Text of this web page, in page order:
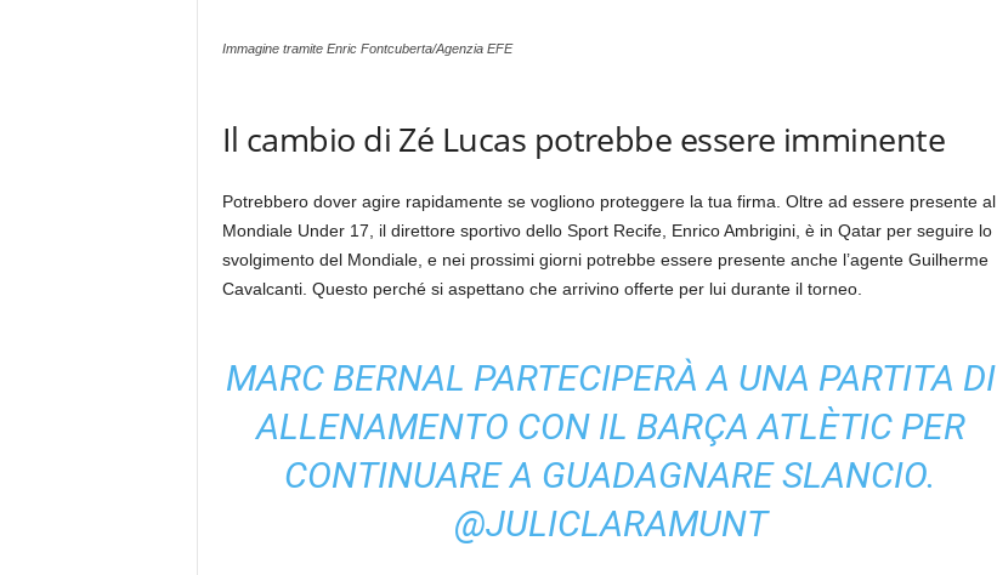
Immagine tramite Enric Fontcuberta/Agenzia EFE
Il cambio di Zé Lucas potrebbe essere imminente
Potrebbero dover agire rapidamente se vogliono proteggere la tua firma. Oltre ad essere presente al
Mondiale Under 17, il direttore sportivo dello Sport Recife, Enrico Ambrigini, è in Qatar per seguire lo
svolgimento del Mondiale, e nei prossimi giorni potrebbe essere presente anche l’agente Guilherme
Cavalcanti. Questo perché si aspettano che arrivino offerte per lui durante il torneo.
MARC BERNAL PARTECIPERÀ A UNA PARTITA DI
ALLENAMENTO CON IL BARÇA ATLÈTIC PER
CONTINUARE A GUADAGNARE SLANCIO.
@JULICLARAMUNT